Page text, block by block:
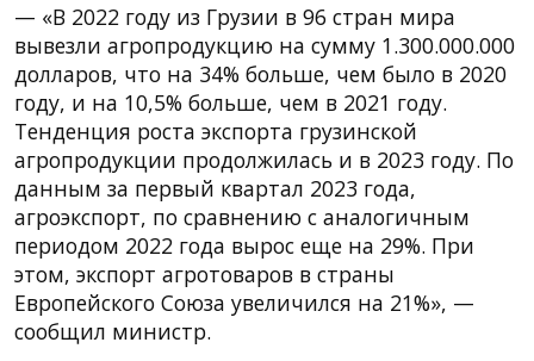
— «В 2022 году из Грузии в 96 стран мира
вывезли агропродукцию на сумму 1.300.000.000
долларов, что на 34% больше, чем было в 2020
году, и на 10,5% больше, чем в 2021 году.
Тенденция роста экспорта грузинской
агропродукции продолжилась и в 2023 году. По
данным за первый квартал 2023 года,
агроэкспорт, по сравнению с аналогичным
периодом 2022 года вырос еще на 29%. При
этом, экспорт агротоваров в страны
Европейского Союза увеличился на 21%», —
сообщил министр.